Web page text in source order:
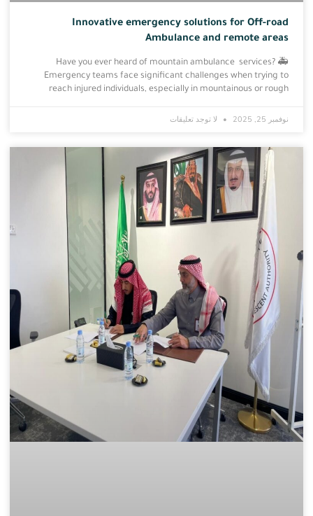
Innovative emergency solutions for Off-road
Ambulance and remote areas
🚑 ?Have you ever heard of mountain ambulance services
Emergency teams face significant challenges when trying to
reach injured individuals, especially in mountainous or rough
نوفمبر 25, 2025 لا توجد تعليقات